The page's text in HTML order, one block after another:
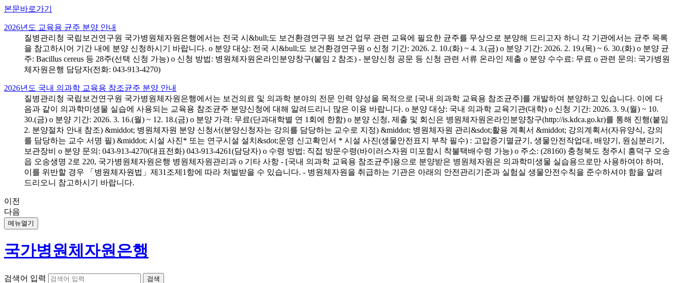
본문바로가기
2026년도 교육용 균주 분양 안내
질병관리청 국립보건연구원 국가병원체자원은행에서는 전국 시&bull;도 보건환경연구원 보건 업무 관련 교육에 필요한 균주를 무상으로 분양해 드리고자 하니 각 기관에서는 균주 목록
을 참고하시어 기간 내에 분양 신청하시기 바랍니다. o 분양 대상: 전국 시&bull;도 보건환경연구원 o 신청 기간: 2026. 2. 10.(화) ~ 4. 3.(금) o 분양 기간: 2026. 2. 19.(목) ~ 6. 30.(화) o 분양 균
주: Bacillus cereus 등 28주(선택 신청 가능) o 신청 방법: 병원체자원온라인분양창구(붙임 2 참조) - 분양신청 공문 등 신청 관련 서류 온라인 제출 o 분양 수수료: 무료 o 관련 문의: 국가병원
체자원은행 담당자(전화: 043-913-4270)
2026년도 국내 의과학 교육용 참조균주 분양 안내
질병관리청 국립보건연구원 국가병원체자원은행에서는 보건의료 및 의과학 분야의 전문 인력 양성을 목적으로 [국내 의과학 교육용 참조균주]를 개발하여 분양하고 있습니다. 이에 다
음과 같이 의과학미생물 실습에 사용되는 교육용 참조균주 분양신청에 대해 알려드리니 많은 이용 바랍니다. o 분양 대상: 국내 의과학 교육기관(대학) o 신청 기간: 2026. 3. 9.(월) ~ 10.
30.(금) o 분양 기간: 2026. 3. 16.(월) ~ 12. 18.(금) o 분양 가격: 무료(단과대학별 연 1회에 한함) o 분양 신청, 제출 및 회신은 병원체자원온라인분양창구(http://is.kdca.go.kr)를 통해 진행(붙임
2. 분양절차 안내 참조) &middot; 병원체자원 분양 신청서(분양신청자는 강의를 담당하는 교수로 지정) &middot; 병원체자원 관리&sdot;활용 계획서 &middot; 강의계획서(자유양식, 강의
를 담당하는 교수 서명 필) &middot; 시설 사진* 또는 연구시설 설치&sdot;운영 신고확인서 * 시설 사진(생물안전표지 부착 필수) : 고압증기멸균기, 생물안전작업대, 배양기, 원심분리기,
보관장비 o 분양 문의: 043-913-4270(대표전화) 043-913-4261(담당자) o 수령 방법: 직접 방문수령(바이러스자원 미포함시 착불택배수령 가능) o 주소: (28160) 충청북도 청주시 흥덕구 오송
읍 오송생명 2로 220, 국가병원체자원은행 병원체자원관리과 o 기타 사항 - [국내 의과학 교육용 참조균주]용으로 분양받은 병원체자원은 의과학미생물 실습용으로만 사용하여야 하며,
이를 위반할 경우 「병원체자원법」제31조제1항에 따라 처벌받을 수 있습니다. - 병원체자원을 취급하는 기관은 아래의 안전관리기준과 실험실 생물안전수칙을 준수하셔야 함을 알려
드리오니 참고하시기 바랍니다.
이전
다음
메뉴열기
국가병원체자원은행
검색어 입력